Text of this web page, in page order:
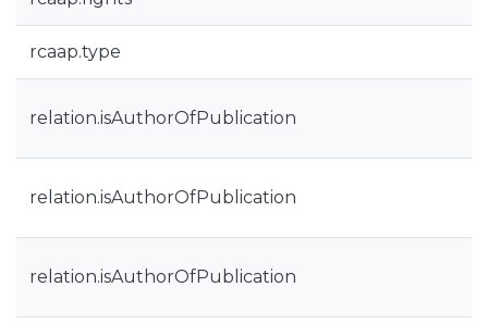
rcaap.type
relation.isAuthorOfPublication
relation.isAuthorOfPublication
relation.isAuthorOfPublication